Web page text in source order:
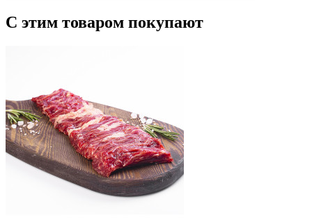
С этим товаром покупают